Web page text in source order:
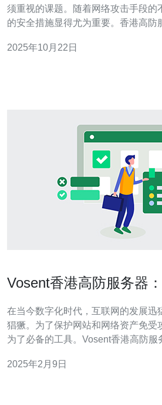
须重视的课题。随着网络攻击手段的
的安全措施显得尤为重要。香港高防
务，帮助用户保障其网站的正常运行
2025年10月22日
Vosent香港高防服务器
在当今数字化时代，互联网的发展迅
猖獗。为了保护网站和网络资产免受
为了必备的工具。Vosent香港高防服
的硬件设备和优化的网络架构，确保
2025年2月9日